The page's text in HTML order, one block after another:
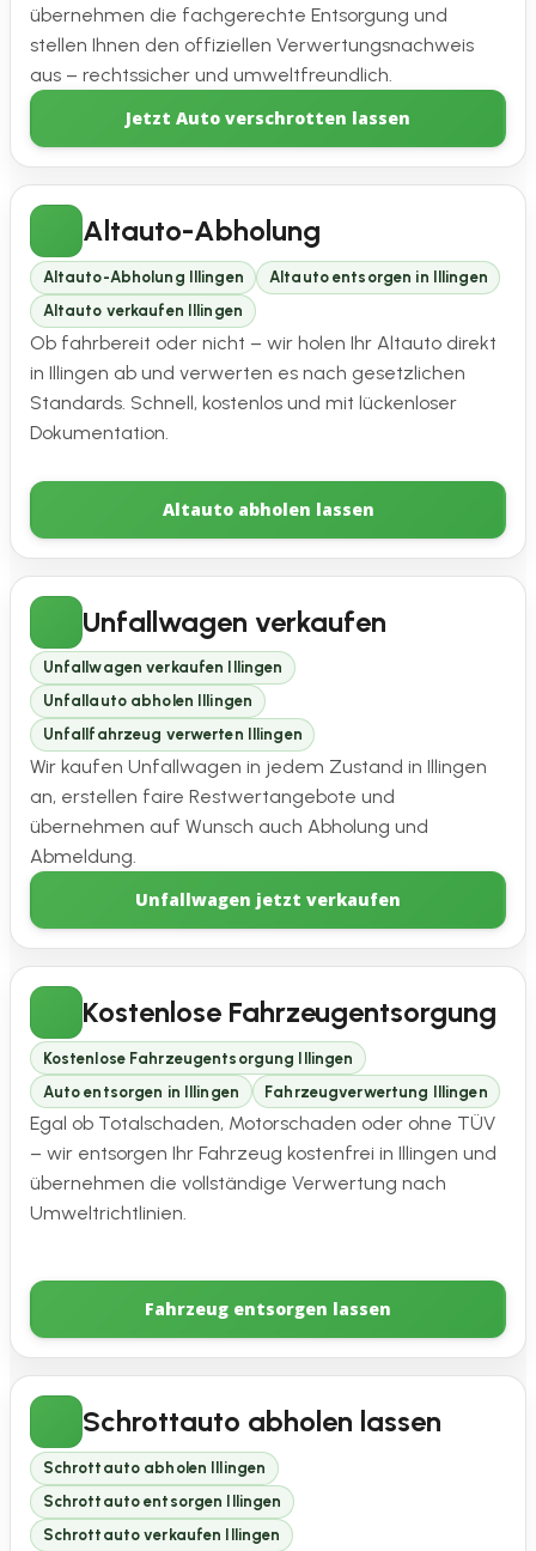
übernehmen die fachgerechte Entsorgung und
stellen Ihnen den offiziellen Verwertungsnachweis
aus – rechtssicher und umweltfreundlich.
Jetzt Auto verschrotten lassen
Altauto-Abholung
Altauto-Abholung Illingen
Altauto entsorgen in Illingen
Altauto verkaufen Illingen
Ob fahrbereit oder nicht – wir holen Ihr Altauto direkt
in Illingen ab und verwerten es nach gesetzlichen
Standards. Schnell, kostenlos und mit lückenloser
Dokumentation.
Altauto abholen lassen
Unfallwagen verkaufen
Unfallwagen verkaufen Illingen
Unfallauto abholen Illingen
Unfallfahrzeug verwerten Illingen
Wir kaufen Unfallwagen in jedem Zustand in Illingen
an, erstellen faire Restwertangebote und
übernehmen auf Wunsch auch Abholung und
Abmeldung.
Unfallwagen jetzt verkaufen
Kostenlose Fahrzeugentsorgung
Kostenlose Fahrzeugentsorgung Illingen
Auto entsorgen in Illingen
Fahrzeugverwertung Illingen
Egal ob Totalschaden, Motorschaden oder ohne TÜV
– wir entsorgen Ihr Fahrzeug kostenfrei in Illingen und
übernehmen die vollständige Verwertung nach
Umweltrichtlinien.
Fahrzeug entsorgen lassen
Schrottauto abholen lassen
Schrottauto abholen Illingen
Schrottauto entsorgen Illingen
Schrottauto verkaufen Illingen